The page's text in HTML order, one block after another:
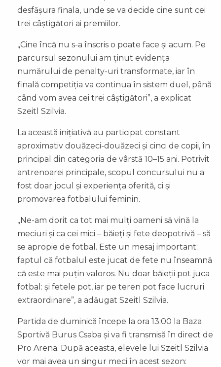
desfășura finala, unde se va decide cine sunt cei
trei câștigători ai premiilor.
„Cine încă nu s-a înscris o poate face și acum. Pe
parcursul sezonului am ținut evidența
numărului de penalty-uri transformate, iar în
finală competiția va continua în sistem duel, până
când vom avea cei trei câștigători”, a explicat
Szeitl Szilvia.
La această inițiativă au participat constant
aproximativ douăzeci-douăzeci și cinci de copii, în
principal din categoria de vârstă 10–15 ani. Potrivit
antrenoarei principale, scopul concursului nu a
fost doar jocul și experiența oferită, ci și
promovarea fotbalului feminin.
„Ne-am dorit ca tot mai mulți oameni să vină la
meciuri și ca cei mici – băieți și fete deopotrivă – să
se apropie de fotbal. Este un mesaj important:
faptul că fotbalul este jucat de fete nu înseamnă
că este mai puțin valoros. Nu doar băieții pot juca
fotbal: și fetele pot, iar pe teren pot face lucruri
extraordinare”, a adăugat Szeitl Szilvia.
Partida de duminică începe la ora 13:00 la Baza
Sportivă Burus Csaba și va fi transmisă în direct de
Pro Arena. După aceasta, elevele lui Szeitl Szilvia
vor mai avea un singur meci în acest sezon: